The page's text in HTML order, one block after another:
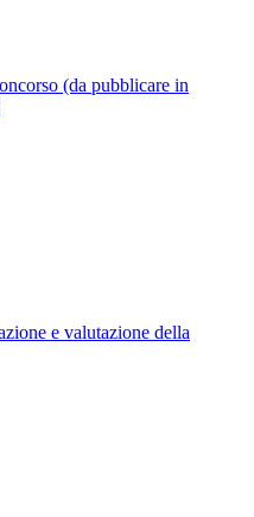
(da pubblicare in
e valutazione della